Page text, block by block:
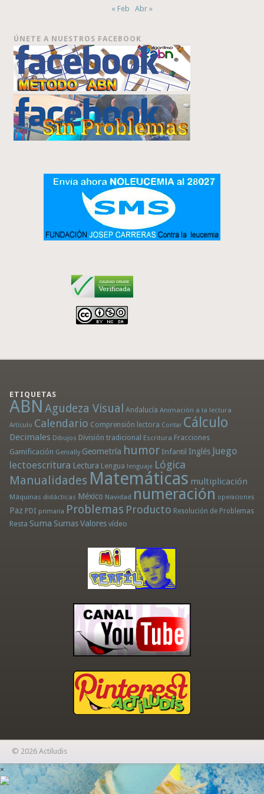
« Feb Abr »
ÚNETE A NUESTROS FACEBOOK
ETIQUETAS
ABN Agudeza Visual Andalucía Animación a la lectura
Artículo Calendario Comprensión lectora Contar Cálculo
Decimales Dibujos División tradicional Escritura Fracciones
Gamificación Genially Geometría humor Infantil Inglés Juego
lectoescritura Lectura Lengua lenguaje Lógica
Manualidades Matemáticas multiplicación
Máquinas didácticas México Navidad numeración operaciones
Paz PDI primaria Problemas Producto Resolución de Problemas
Resta Suma Sumas Valores vídeo
© 2026 Actiludis
×